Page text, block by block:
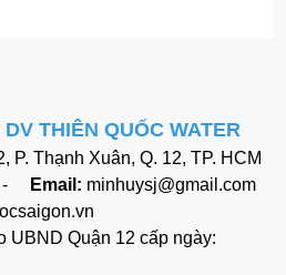
DVTHIÊN QUỐC WATER
P. Thạnh Xuân, Q. 12, TP. HCM
- Email: minhuysj@gmail.com
UBND Quận 12 cấp ngày: